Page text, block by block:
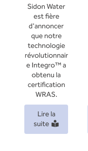
Sidon Water
est fière
d'annoncer
que notre
technologie
révolutionnair
e Integro™ a
obtenu la
certification
WRAS.
Lire la
suite